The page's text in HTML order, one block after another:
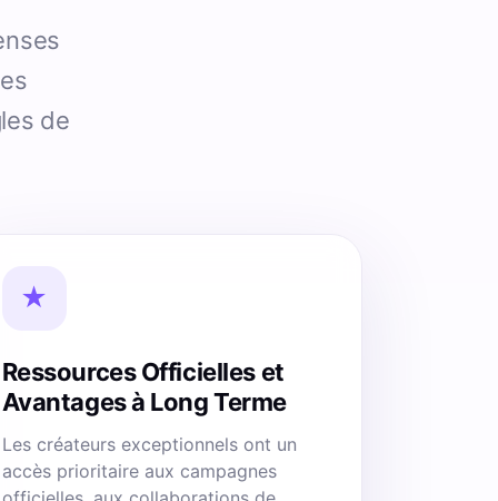
de
★
Ressources Officielles et
Avantages à Long Terme
Les créateurs exceptionnels ont un
accès prioritaire aux campagnes